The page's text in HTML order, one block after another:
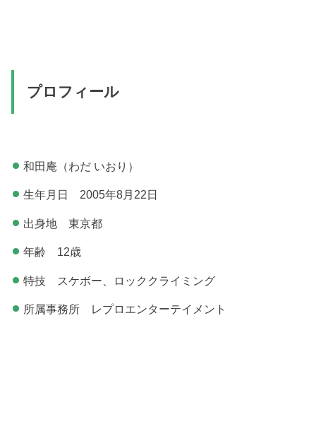
プロフィール
和田庵（わだ いおり）
生年月日 2005年8月22日
出身地 東京都
年齢 12歳
特技 スケボー、ロッククライミング
所属事務所 レプロエンターテイメント